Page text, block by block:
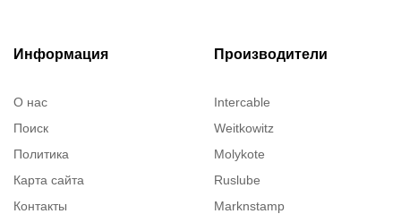
Информация
О нас
Поиск
Политика
Карта сайта
Контакты
Производители
Intercable
Weitkowitz
Molykote
Ruslube
Marknstamp